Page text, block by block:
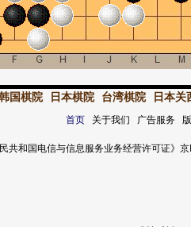
国棋院 日本棋院 台湾棋院 日本关
首页关于我们 广告服务
民共和国电信与信息服务业务经营许可证